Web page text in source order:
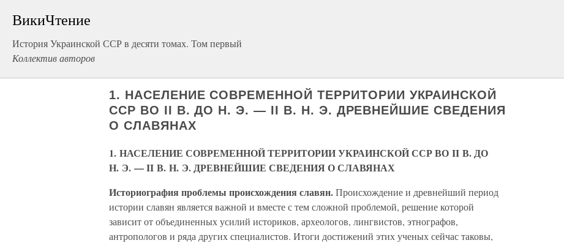
ВикиЧтение
История Украинской ССР в десяти томах. Том первый
Коллектив авторов
1. НАСЕЛЕНИЕ СОВРЕМЕННОЙ ТЕРРИТОРИИ УКРАИНСКОЙ
ССР ВО II В. ДО Н. Э. — II В. Н. Э. ДРЕВНЕЙШИЕ СВЕДЕНИЯ
О СЛАВЯНАХ
1. НАСЕЛЕНИЕ СОВРЕМЕННОЙ ТЕРРИТОРИИ УКРАИНСКОЙ ССР ВО II В. ДО
Н. Э. — II В. Н. Э. ДРЕВНЕЙШИЕ СВЕДЕНИЯ О СЛАВЯНАХ
Историография проблемы происхождения славян.Происхождение и древнейший период
истории славян является важной и вместе с тем сложной проблемой, решение которой
зависит от объединенных усилий историков, археологов, лингвистов, этнографов,
антропологов и ряда других специалистов. Итоги достижений этих ученых сейчас таковы,